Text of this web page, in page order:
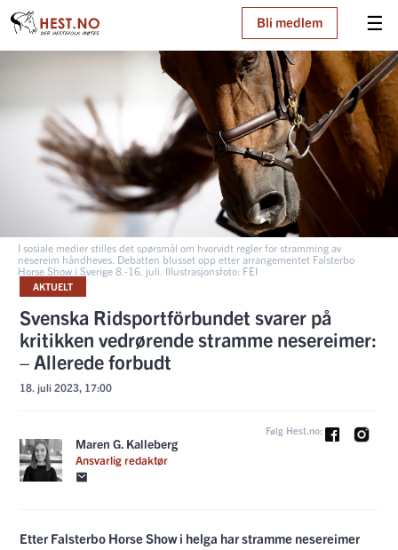
☰
Bli medlem
I sosiale medier stilles det spørsmål om hvorvidt regler for stramming av
nesereim håndheves. Debatten blusset opp etter arrangementet Falsterbo
Horse Show i Sverige 8.-16. juli. Illustrasjonsfoto: FEI
AKTUELT
Svenska Ridsportförbundet svarer på
kritikken vedrørende stramme nesereimer:
– Allerede forbudt
18. juli 2023, 17:00
Maren G. Kalleberg
Ansvarlig redaktør
Følg Hest.no:
Etter Falsterbo Horse Show i helga har stramme nesereimer